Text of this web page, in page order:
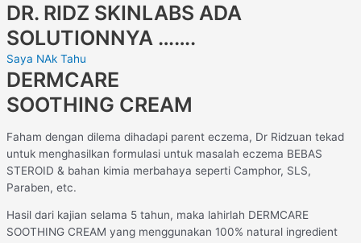
DR. RIDZ SKINLABS ADA
SOLUTIONNYA …….
Saya NAk Tahu
DERMCARE
SOOTHING CREAM
Faham dengan dilema dihadapi parent eczema, Dr Ridzuan tekad
untuk menghasilkan formulasi untuk masalah eczema BEBAS
STEROID & bahan kimia merbahaya seperti Camphor, SLS,
Paraben, etc.
Hasil dari kajian selama 5 tahun, maka lahirlah DERMCARE
SOOTHING CREAM yang menggunakan 100% natural ingredient